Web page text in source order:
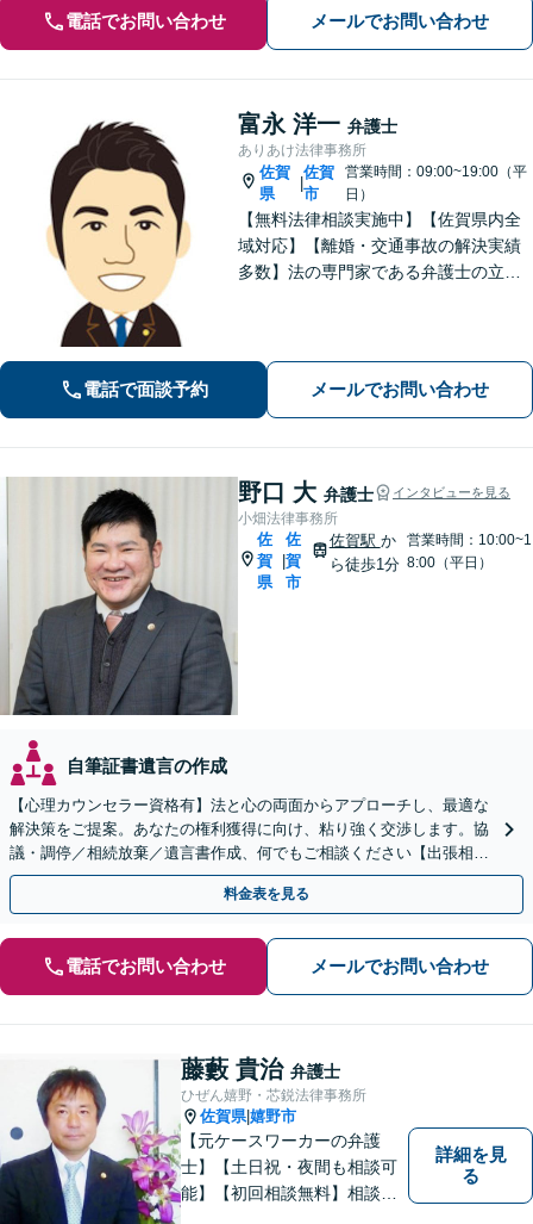
電話でお問い合わせ メールでお問い合わせ
富永 洋一 弁護士
ありあけ法律事務所
佐賀
県
|
佐賀
市
営業時間：09:00~19:00（平
日）
【無料法律相談実施中】【佐賀県内全
域対応】【離婚・交通事故の解決実績
多数】法の専門家である弁護士の立場
電話で面談予約 メールでお問い合わせ
野口 大 弁護士 インタビューを見る
小畑法律事務所
佐
賀
県
|
佐
賀
市
佐賀駅 か
ら徒歩1分
営業時間：10:00~1
8:00（平日）
自筆証書遺言の作成
【心理カウンセラー資格有】法と心の両面からアプローチし、最適な
解決策をご提案。あなたの権利獲得に向け、粘り強く交渉します。協
議・調停／相続放棄／遺言書作成、何でもご相談ください【出張相談
可】【初回相談無料】【佐賀駅1分】
料金表を見る
電話でお問い合わせ メールでお問い合わせ
藤藪 貴治 弁護士
ひぜん嬉野・芯鋭法律事務所
佐賀県|嬉野市
【元ケースワーカーの弁護
士】【土日祝・夜間も相談可
能】【初回相談無料】相談者
詳細を見
る